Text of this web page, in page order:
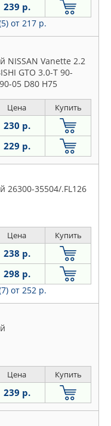
239 р.
от 217 р.
NISSAN Vanette 2.2
GTO 3.0-T 90-
05 D80 H75
Цена Купить
230 р.
229 р.
26300-35504/.FL126
Цена Купить
238 р.
298 р.
от 252 р.
Цена Купить
239 р.